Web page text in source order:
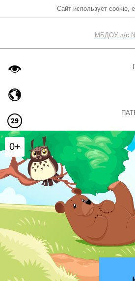
Сайт использует cookie,
МБДОУ д/с №
0+